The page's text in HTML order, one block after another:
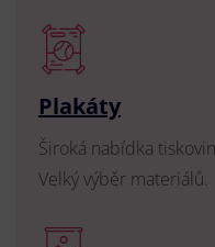
Plakáty
Široká nabídka
Velký výběr materiálů.